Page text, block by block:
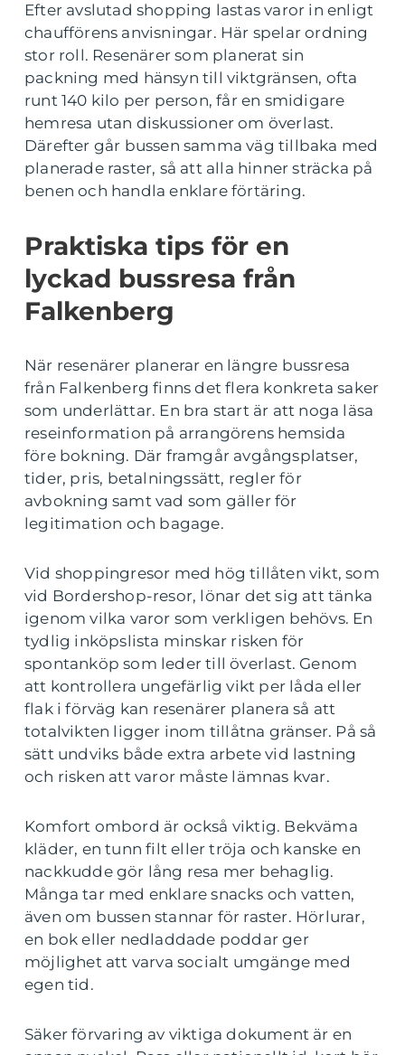
Efter avslutad shopping lastas varor in enligt
chaufförens anvisningar. Här spelar ordning
stor roll. Resenärer som planerat sin
packning med hänsyn till viktgränsen, ofta
runt 140 kilo per person, får en smidigare
hemresa utan diskussioner om överlast.
Därefter går bussen samma väg tillbaka med
planerade raster, så att alla hinner sträcka på
benen och handla enklare förtäring.
Praktiska tips för en
lyckad bussresa från
Falkenberg
När resenärer planerar en längre bussresa
från Falkenberg finns det flera konkreta saker
som underlättar. En bra start är att noga läsa
reseinformation på arrangörens hemsida
före bokning. Där framgår avgångsplatser,
tider, pris, betalningssätt, regler för
avbokning samt vad som gäller för
legitimation och bagage.
Vid shoppingresor med hög tillåten vikt, som
vid Bordershop-resor, lönar det sig att tänka
igenom vilka varor som verkligen behövs. En
tydlig inköpslista minskar risken för
spontanköp som leder till överlast. Genom
att kontrollera ungefärlig vikt per låda eller
flak i förväg kan resenärer planera så att
totalvikten ligger inom tillåtna gränser. På så
sätt undviks både extra arbete vid lastning
och risken att varor måste lämnas kvar.
Komfort ombord är också viktig. Bekväma
kläder, en tunn filt eller tröja och kanske en
nackkudde gör lång resa mer behaglig.
Många tar med enklare snacks och vatten,
även om bussen stannar för raster. Hörlurar,
en bok eller nedladdade poddar ger
möjlighet att varva socialt umgänge med
egen tid.
Säker förvaring av viktiga dokument är en